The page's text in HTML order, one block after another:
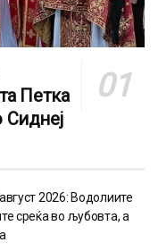
Петка
2026: Водолиите
среќа во љубовта, а